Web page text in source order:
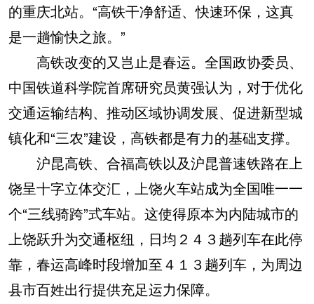
的重庆北站。“高铁干净舒适、快速环保，这真
是一趟愉快之旅。”
高铁改变的又岂止是春运。全国政协委员、
中国铁道科学院首席研究员黄强认为，对于优化
交通运输结构、推动区域协调发展、促进新型城
镇化和“三农”建设，高铁都是有力的基础支撑。
沪昆高铁、合福高铁以及沪昆普速铁路在上
饶呈十字立体交汇，上饶火车站成为全国唯一一
个“三线骑跨”式车站。这使得原本为内陆城市的
上饶跃升为交通枢纽，日均２４３趟列车在此停
靠，春运高峰时段增加至４１３趟列车，为周边
县市百姓出行提供充足运力保障。